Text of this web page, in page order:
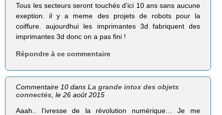
Tous les secteurs seront touchés d’ici 10 ans sans aucune
exeption. il y a meme des projets de robots pour la
coiffure. aujourdhui les imprimantes 3d fabriquent des
imprimantes 3d donc on a pas fini !
Répondre à ce commentaire
Commentaire 10 dansLa grande intox des objets
connectés , le 26 août 2015
Aaah.. l’ivresse de la révolution numérique… Je me